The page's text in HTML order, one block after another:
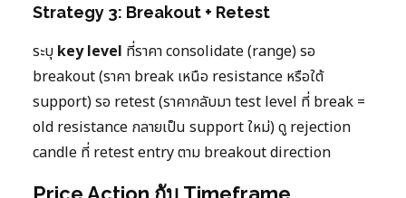
Strategy 3: Breakout + Retest
ระบุ key level ที่ราคา consolidate (range) รอ
breakout (ราคา break เหนือ resistance หรือใต้
support) รอ retest (ราคากลับมา test level ที่ break =
old resistance กลายเป็น support ใหม่) ดู rejection
candle ที่ retest entry ตาม breakout direction